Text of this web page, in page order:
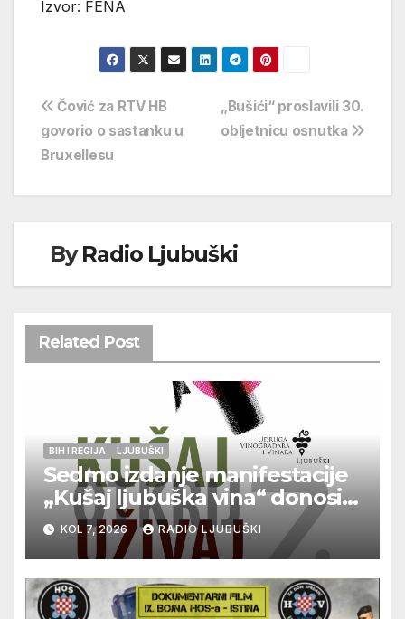
Izvor: FENA
Navigacija
objava
„Bušići“ proslavili 30.
obljetnicu osnutka
Čović za RTV HB
govorio o sastanku u
Bruxellesu
ByRadio Ljubuški
Related Post
BIH I REGIJA LJUBUŠKI
Sedmo izdanje manifestacije
„Kušaj ljubuška vina“ donosi
vrhunska vina, gastronomiju i
glazbu
KOL 7, 2026 RADIO LJUBUŠKI